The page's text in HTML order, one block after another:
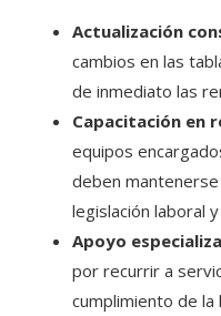
Actualización
cambios en las
de inmediato las
Capacitación en
equipos
deben
legislación laboral
Apoyo
por recurrir a
cumplimiento de